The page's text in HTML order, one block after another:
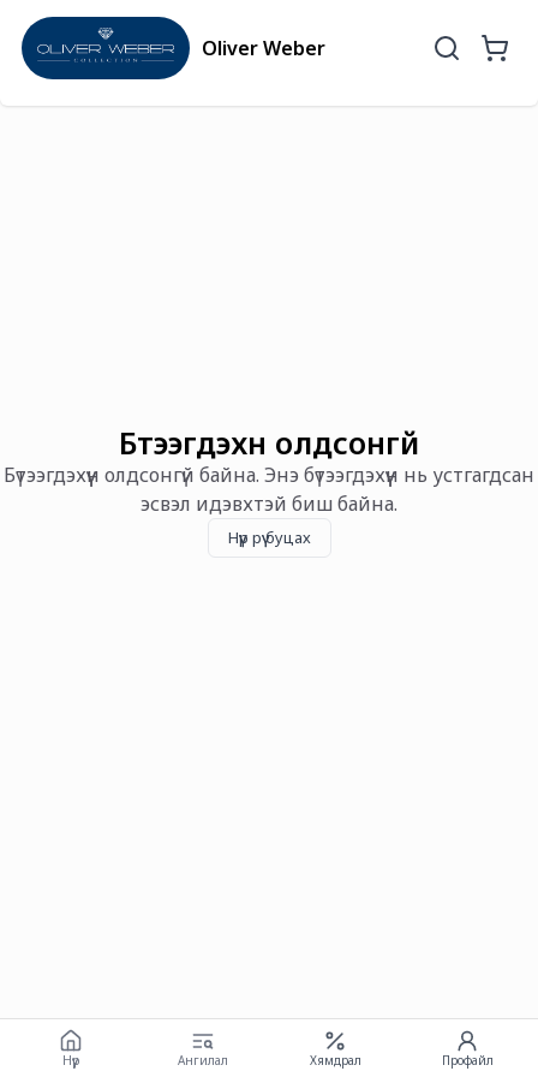
Oliver Weber
Бүтээгдэхүүн олдсонгүй
Бүтээгдэхүүн олдсонгүй байна. Энэ бүтээгдэхүүн нь устгагдсан
эсвэл идэвхтэй биш байна.
Нүүр рүү буцах
Нүүр Ангилал Хямдрал Профайл